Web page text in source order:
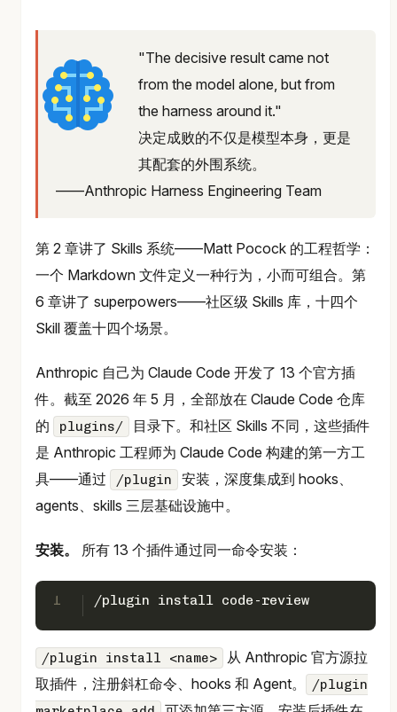
"The decisive result came not
from the model alone, but from
the harness around it."
决定成败的不仅是模型本身，更是
其配套的外围系统。
——Anthropic Harness Engineering Team
第 2 章讲了 Skills 系统——Matt Pocock 的工程哲学：
一个 Markdown 文件定义一种行为，小而可组合。第
6 章讲了 superpowers——社区级 Skills 库，十四个
Skill 覆盖十四个场景。
Anthropic 自己为 Claude Code 开发了 13 个官方插
件。截至 2026 年 5 月，全部放在 Claude Code 仓库
的
plugins/
目录下。和社区 Skills 不同，这些插件
是 Anthropic 工程师为 Claude Code 构建的第一方工
具——通过
/plugin
安装，深度集成到 hooks、
agents、skills 三层基础设施中。
安装。 所有 13 个插件通过同一命令安装：
1 /plugin install code-review
/plugin install <name>
从 Anthropic 官方源拉
取插件，注册斜杠命令、hooks 和 Agent。
/plugin